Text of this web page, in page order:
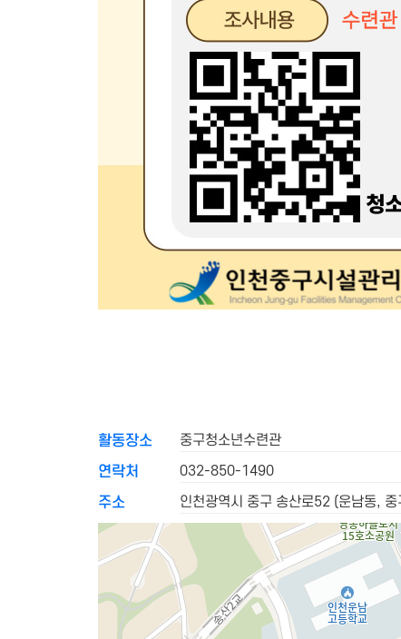
활동장소
중구청소년수련관
연락처
032-850-1490
주소
인천광역시 중구 송산로52 (운남동, 중